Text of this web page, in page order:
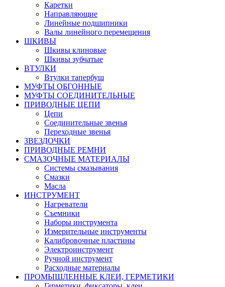
Каретки
Направляющие
Линейные подшипники
Валы линейного перемещения
ШКИВЫ
Шкивы клиновые
Шкивы зубчатые
ВТУЛКИ
Втулки тапербуш
МУФТЫ ОБГОННЫЕ
МУФТЫ СОЕДИНИТЕЛЬНЫЕ
ПРИВОДНЫЕ ЦЕПИ
Цепи
Соединительные звенья
Переходные звенья
ЗВЕЗДОЧКИ
ПРИВОДНЫЕ РЕМНИ
СМАЗОЧНЫЕ МАТЕРИАЛЫ
Системы смазывания
Смазки
Масла
ИНСТРУМЕНТ
Нагреватели
Съемники
Наборы инструмента
Измерительные инструменты
Калибровочные пластины
Электроинструмент
Ручной инструмент
Расходные материалы
ПРОМЫШЛЕННЫЕ КЛЕИ, ГЕРМЕТИКИ